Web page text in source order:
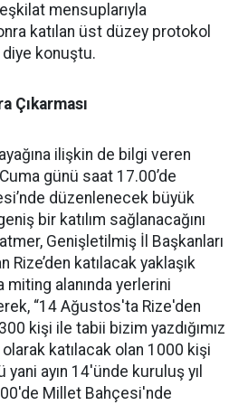
mensuplarıyla
katılan üst düzey protokol
diye konuştu.
Çıkarması
ilişkin de bilgi veren
günü saat 17.00’de
düzenlenecek büyük
bir katılım sağlanacağını
Genişletilmiş İl Başkanları
Rize’den katılacak yaklaşık
alanında yerlerini
“14 Ağustos'ta Rize'den
kişi ile tabii bizim yazdığımız
katılacak olan 1000 kişi
ayın 14'ünde kuruluş yıl
Millet Bahçesi'nde